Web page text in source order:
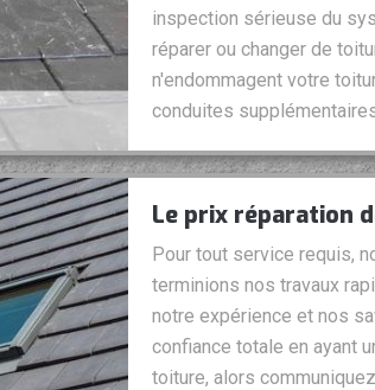
inspection sérieuse du
réparer ou changer de
n'endommagent votre
conduites
Le prix réparation
Pour tout service requis,
terminions nos travaux
notre expérience et nos
confiance totale en ayant
toiture, alors